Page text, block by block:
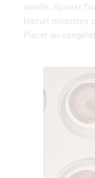
vanille. Ajouter
biscuit noisettes
Placer au